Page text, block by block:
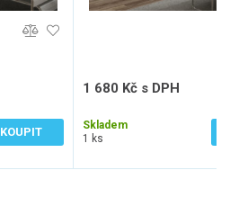
KOUPIT
1 680 Kč s DPH
Skladem
1 ks